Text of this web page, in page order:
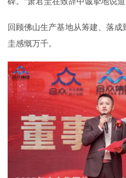
回顾佛山生产基地从筹建、落
圭感慨万千。